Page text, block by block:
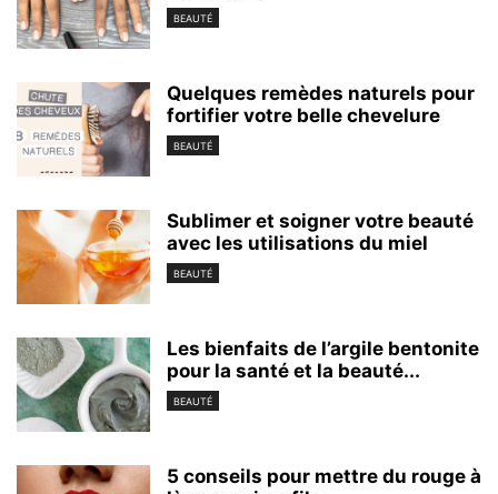
BEAUTÉ
Quelques remèdes naturels pour
fortifier votre belle chevelure
BEAUTÉ
Sublimer et soigner votre beauté
avec les utilisations du miel
BEAUTÉ
Les bienfaits de l’argile bentonite
pour la santé et la beauté...
BEAUTÉ
5 conseils pour mettre du rouge à